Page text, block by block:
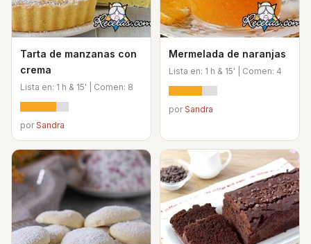
Tarta de manzanas con
crema
Lista en: 1 h & 15' | Comen: 8
porSandra
Mermelada de naranjas
Lista en: 1 h & 15' | Comen: 4
porSandra